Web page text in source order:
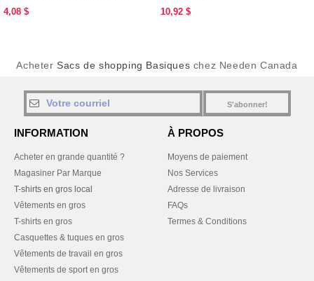
4,08 $
10,92 $
Acheter Sacs de shopping Basiques chez Needen Canada
S'abonner!
INFORMATION
Acheter en grande quantité ?
Magasiner Par Marque
T-shirts en gros local
Vêtements en gros
T-shirts en gros
Casquettes & tuques en gros
Vêtements de travail en gros
Vêtements de sport en gros
À PROPOS
Moyens de paiement
Nos Services
Adresse de livraison
FAQs
Termes & Conditions